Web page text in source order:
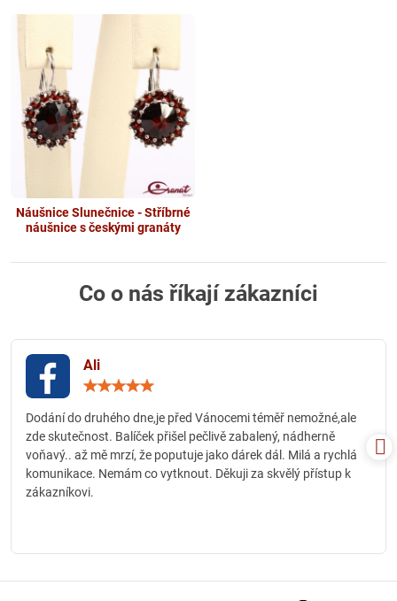
Náušnice Slunečnice - Stříbrné
náušnice s českými granáty
Co o nás říkají zákazníci
Ali
5
Dodání do druhého dne,je před Vánocemi téměř nemožné,ale
zde skutečnost. Balíček přišel pečlivě zabalený, nádherně
voňavý.. až mě mrzí, že poputuje jako dárek dál. Milá a rychlá
komunikace. Nemám co vytknout. Děkuji za skvělý přístup k
zákazníkovi.